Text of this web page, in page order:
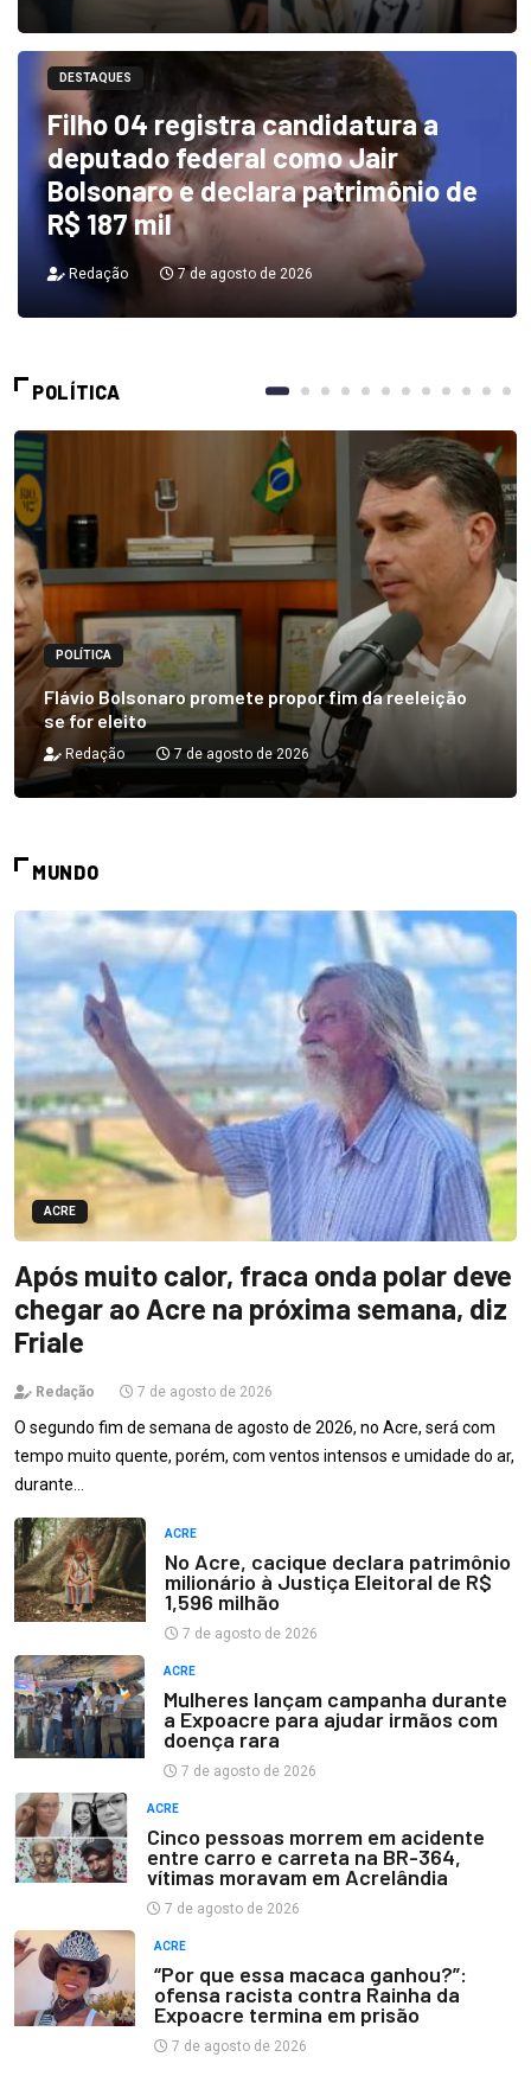
DESTAQUES
Filho 04 registra candidatura a
deputado federal como Jair
Bolsonaro e declara patrimônio de
R$ 187 mil
Redação 7 de agosto de 2026
POLÍTICA
POLÍTICA
Flávio Bolsonaro promete propor fim da reeleição
se for eleito
Redação 7 de agosto de 2026
MUNDO
ACRE
Após muito calor, fraca onda polar deve
chegar ao Acre na próxima semana, diz
Friale
Redação 7 de agosto de 2026
O segundo fim de semana de agosto de 2026, no Acre, será com
tempo muito quente, porém, com ventos intensos e umidade do ar,
durante…
ACRE
No Acre, cacique declara patrimônio
milionário à Justiça Eleitoral de R$
1,596 milhão
7 de agosto de 2026
ACRE
Mulheres lançam campanha durante
a Expoacre para ajudar irmãos com
doença rara
7 de agosto de 2026
ACRE
Cinco pessoas morrem em acidente
entre carro e carreta na BR-364,
vítimas moravam em Acrelândia
7 de agosto de 2026
ACRE
“Por que essa macaca ganhou?”:
ofensa racista contra Rainha da
Expoacre termina em prisão
7 de agosto de 2026